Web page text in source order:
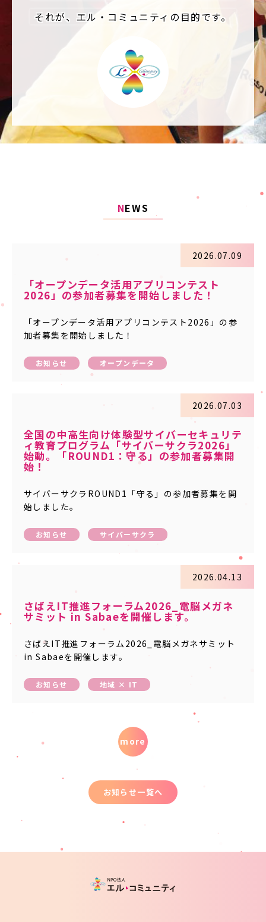
それが、エル・コミュニティの目的です。
NEWS
2026.07.09
「オープンデータ活用アプリコンテスト
2026」の参加者募集を開始しました！
「オープンデータ活用アプリコンテスト2026」の参
加者募集を開始しました！
お知らせ オープンデータ
2026.07.03
全国の中高生向け体験型サイバーセキュリテ
ィ教育プログラム「サイバーサクラ2026」
始動。「ROUND1：守る」の参加者募集開
始！
サイバーサクラROUND1「守る」の参加者募集を開
始しました。
お知らせ サイバーサクラ
2026.04.13
さばえIT推進フォーラム2026_電脳メガネ
サミット in Sabaeを開催します。
さばえIT推進フォーラム2026_電脳メガネサミット
in Sabaeを開催します。
お知らせ 地域 × IT
more
お知らせ一覧へ